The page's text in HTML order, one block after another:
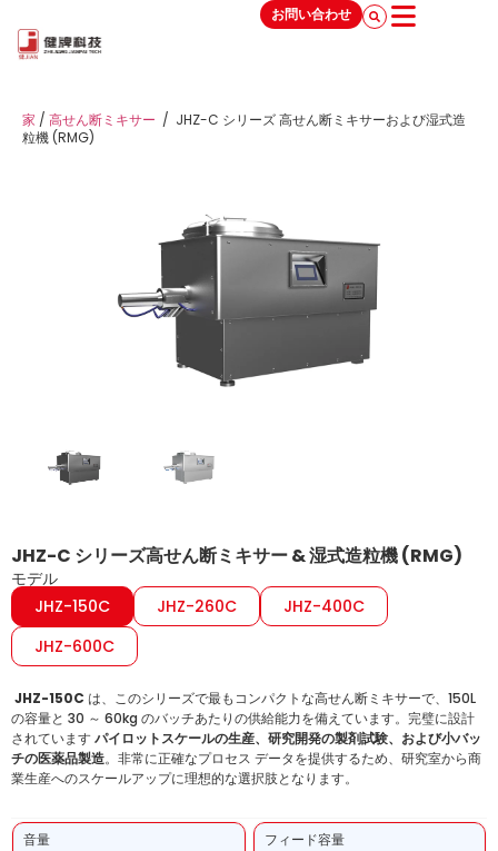
お問い合わせ
家 / 高せん断ミキサー / JHZ-C シリーズ 高せん断ミキサーおよび湿式造
粒機 (RMG)
JHZ-C シリーズ高せん断ミキサー & 湿式造粒機 (RMG)
モデル
JHZ-150C
JHZ-260C
JHZ-400C
JHZ-600C
JHZ-150C は、このシリーズで最もコンパクトな高せん断ミキサーで、150L
の容量と 30 ～ 60kg のバッチあたりの供給能力を備えています。完璧に設計
されていますパイロットスケールの生産、研究開発の製剤試験、および小バッ
チの医薬品製造。非常に正確なプロセス データを提供するため、研究室から商
業生産へのスケールアップに理想的な選択肢となります。
音量
フィード容量